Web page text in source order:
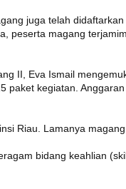
juga telah
peserta magang
II, Eva Ismail
paket kegiatan.
Riau. Lamanya
bidang keahlian